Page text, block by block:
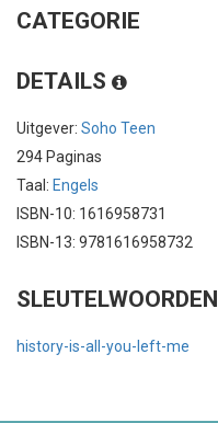
CATEGORIE
DETAILS
Uitgever: Soho Teen
294 Paginas
Taal: Engels
ISBN-10: 1616958731
ISBN-13: 9781616958732
SLEUTELWOORDEN
history-is-all-you-left-me